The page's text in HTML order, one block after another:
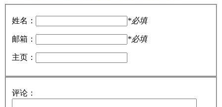
姓名： *必填
邮箱： *必填
主页：
评论：